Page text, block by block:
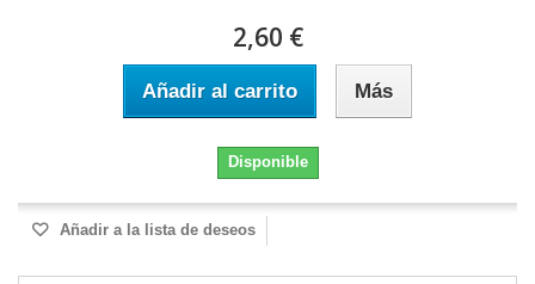
2,60 €
Añadir al carrito Más
Disponible
Añadir a la lista de deseos